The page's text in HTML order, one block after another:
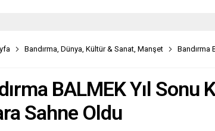
Bandırma, Dünya, Kültür & Sanat, Manşet Bandırma
BALMEK Yıl Sonu
Sahne Oldu